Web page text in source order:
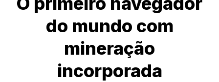
do mundo com
mineração
incorporada